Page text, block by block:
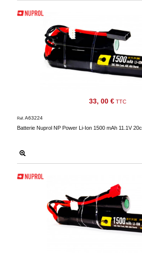
33, 00 € TTC
Batterie Nuprol NP Power Li-Ion 1500 mAh 11.1V 20c
Réf. A63224